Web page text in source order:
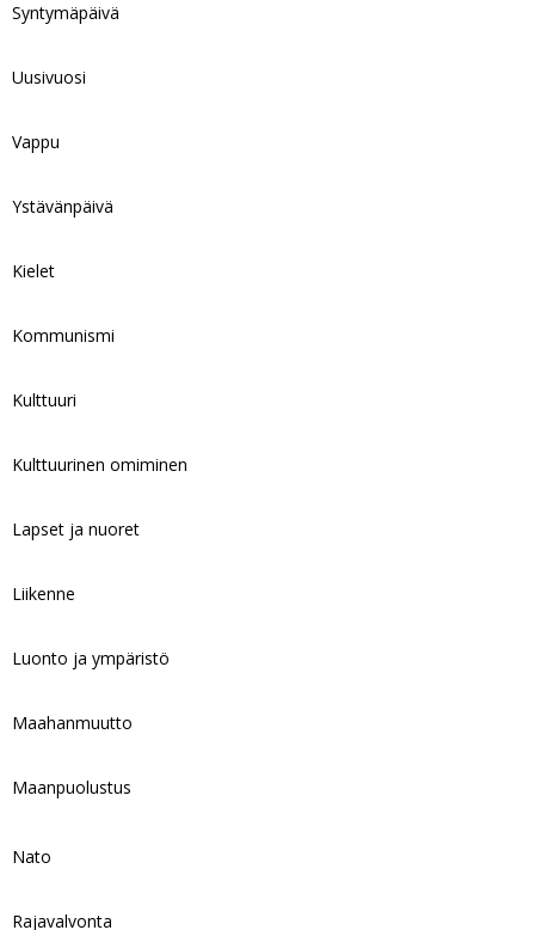
Syntymäpäivä
Uusivuosi
Vappu
Ystävänpäivä
Kielet
Kommunismi
Kulttuuri
Kulttuurinen omiminen
Lapset ja nuoret
Liikenne
Luonto ja ympäristö
Maahanmuutto
Maanpuolustus
Nato
Rajavalvonta